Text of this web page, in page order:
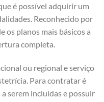
é possível adquirir um
Reconhecido por
os planos mais básicos a
completa.
ou regional e serviço
Para contratar é
serem incluídas e possuir